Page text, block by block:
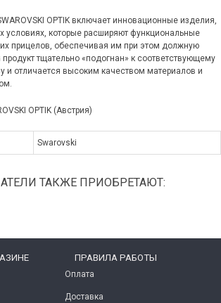
OPTIK включает инновационные изделия,
условиях, которые расширяют функциональные
прицелов, обеспечивая им при этом должную
тщательно «подогнан» к соответствующему
и отличается высоким качеством материалов и
OPTIK (Австрия)
Swarovski
ТАКЖЕ ПРИОБРЕТАЮТ:
ПРАВИЛА РАБОТЫ
Оплата
Доставка